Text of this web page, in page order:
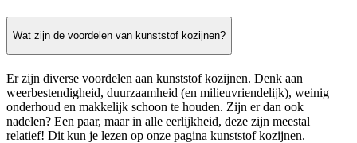
Wat zijn de voordelen van kunststof kozijnen?
Er zijn diverse voordelen aan kunststof kozijnen. Denk aan
weerbestendigheid, duurzaamheid (en milieuvriendelijk), weinig
onderhoud en makkelijk schoon te houden. Zijn er dan ook
nadelen? Een paar, maar in alle eerlijkheid, deze zijn meestal
relatief! Dit kun je lezen op onze pagina kunststof kozijnen.